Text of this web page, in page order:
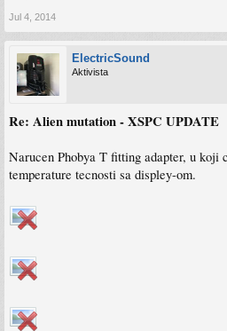
Jul 4, 2014
ElectricSound
Aktivista
Re: Alien mutation - XSPC UPDATE
Narucen Phobya T fitting adapter, u koji
temperature tecnosti sa displey-om.